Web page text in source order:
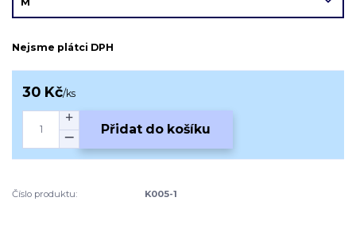
Nejsme plátci DPH
30 Kč/ks
Přidat do košíku
Číslo produktu: K005-1